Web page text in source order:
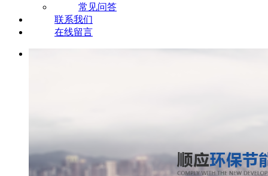
常见问答
联系我们
在线留言